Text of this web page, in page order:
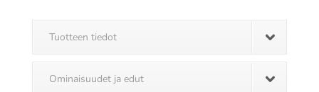
Tuotteen tiedot
Ominaisuudet ja edut